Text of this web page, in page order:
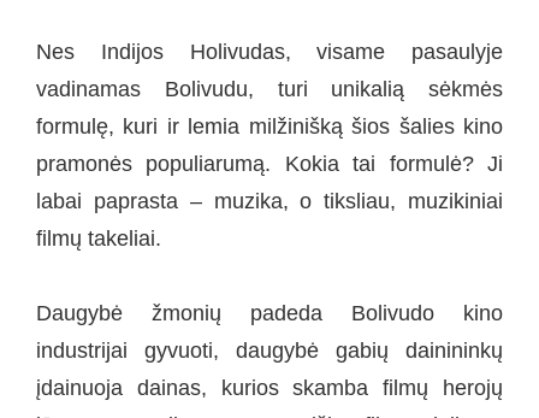
Nes Indijos Holivudas, visame pasaulyje
vadinamas Bolivudu, turi unikalią sėkmės
formulę, kuri ir lemia milžinišką šios šalies kino
pramonės populiarumą. Kokia tai formulė? Ji
labai paprasta – muzika, o tiksliau, muzikiniai
filmų takeliai.
Daugybė žmonių padeda Bolivudo kino
industrijai gyvuoti, daugybė gabių dainininkų
įdainuoja dainas, kurios skamba filmų herojų